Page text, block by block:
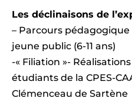
Les déclinaisons de
– Parcours
jeune public (6-11 ans)
-« Filiation »-
étudiants de la CPES-
Clémenceau de Sartène